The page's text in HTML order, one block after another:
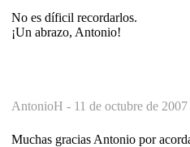
No es díficil recordarlos.
¡Un abrazo, Antonio!
AntonioH - 11 de octubre de
Muchas gracias Antonio por